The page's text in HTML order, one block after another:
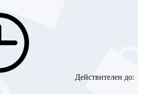
Действителен до: